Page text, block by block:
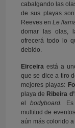
cabalgando las
de sus playas
Reeves en Le
domar las olas,
ofrecerá todo lo
debido.
Eirceiraestá a
que se dice a tiro
mejores playas:
playa de Ribeira
elbodyboard. Es
multitud de
aún más colorido